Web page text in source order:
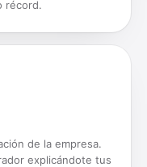
récord.
de la empresa.
explicándote tus